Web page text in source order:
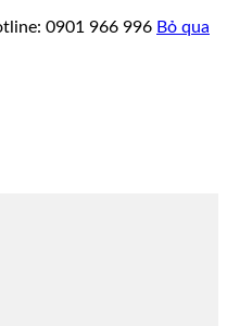
0901 966 996 Bỏ qua